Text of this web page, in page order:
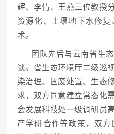
辉、李倩、王燕三位教授
资源化、土壤地下水修
术。
团队先后与云南省生
谈。省生态环境厅二级巡
染治理、固废处置、生态
求，双方同意建立常态化
会发展科技处一级调研员
产学研合作等政策，双